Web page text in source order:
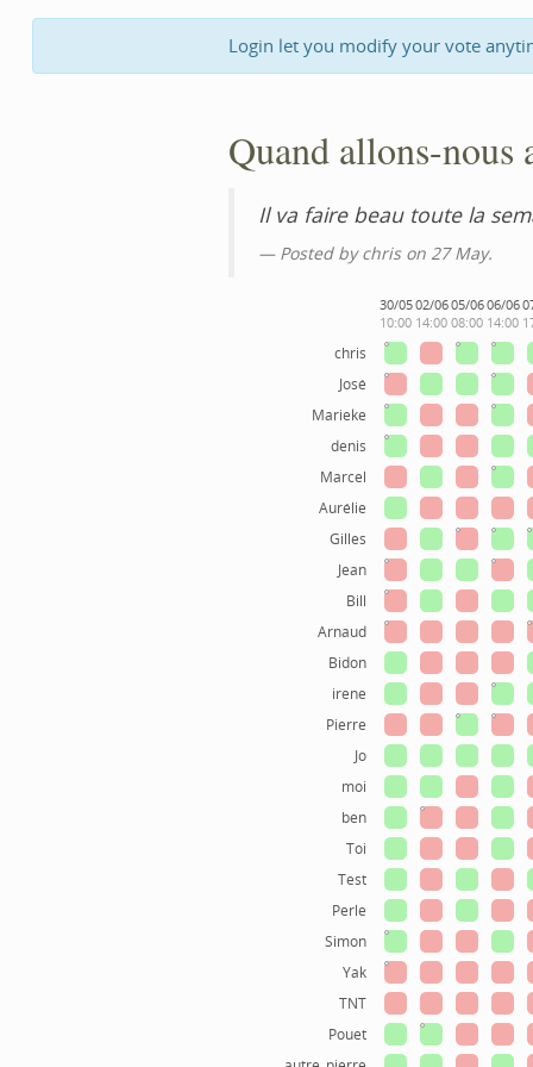
Login let you modify your vote
Quand allons-nous
Il va faire beau toute la
Posted bychrison 27 May.
30/05
10:00
02/06
14:00
05/06
08:00
06/06
14:00
chris
José
Marieke
denis
Marcel
Aurélie
Gilles
Jean
Bill
Arnaud
Bidon
irene
Pierre
Jo
moi
ben
Toi
Test
Perle
Simon
Yak
TNT
Pouet